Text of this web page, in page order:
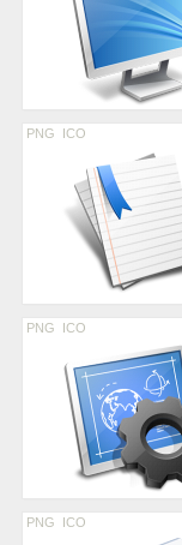
PNG ICO
PNG ICO
PNG ICO